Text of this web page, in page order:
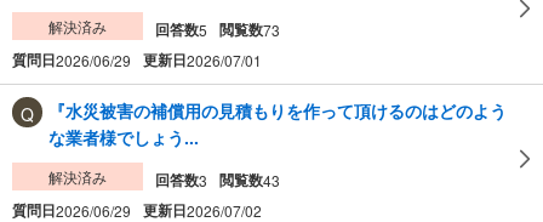
解決済み 回答数5 閲覧数73
質問日2026/06/29 更新日2026/07/01
『水災被害の補償用の見積もりを作って頂けるのはどのよう
な業者様でしょう...
解決済み 回答数3 閲覧数43
質問日2026/06/29 更新日2026/07/02